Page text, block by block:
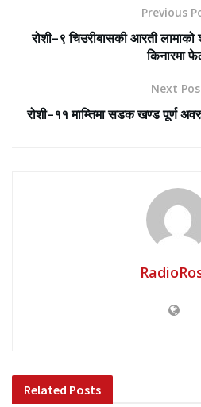
Previous
रोशी–९ चिउरीबासकी आरती
किनारमा
Next
रोशी–११ माम्तिमा सडक खण्ड पूर्ण
Related Posts